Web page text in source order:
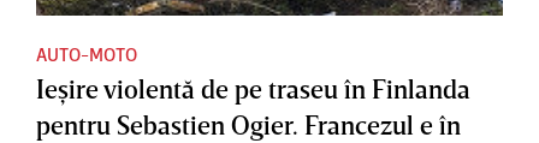
AUTO-MOTO
Ieşire violentă de pe traseu în Finlanda
pentru Sebastien Ogier. Francezul e în